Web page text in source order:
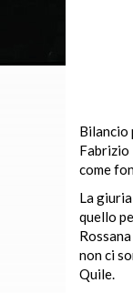
Bilancio
Fabrizio
come
La
quello
non ci
Quile.